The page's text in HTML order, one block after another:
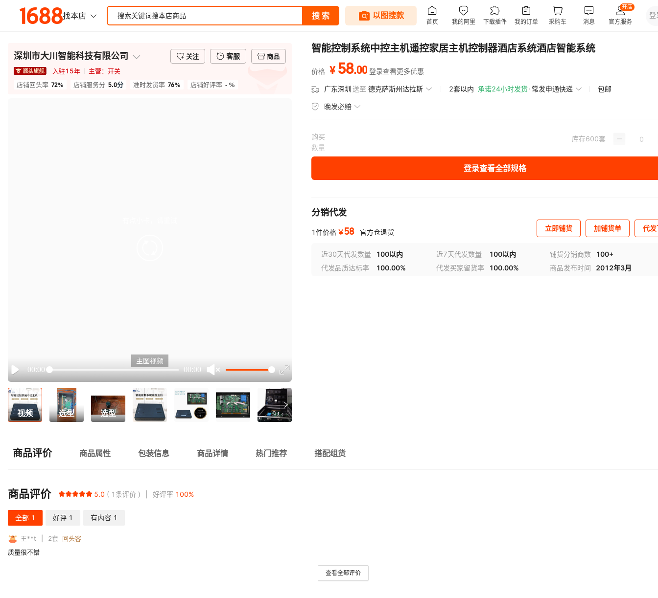
深圳市大川智能科技有限公司 关注 客服
商品
入驻15年 主营：开关
店铺回头率 72% 店铺服务分 5.0分 准时发货率 76% 店铺好评率 - %
Play
00:00 00:00
主图视频
视频 选型 选型
智能控制系统中控主机遥控家居主机控制器酒店系统酒店智能系统
价格 ¥ 58.00 登录查看更多优惠
广东深圳送至 德克萨斯州达拉斯 2套以内 承诺24小时发货 常发申通快递 包邮
晚发必赔
购买
数量
库存600套
登录查看全部规格
分销代发
1件价格 ￥58 官方仓退货 立即铺货 加铺货单 代
近30天代发数量 100以内 近7天代发数量 100以内 铺货分销商数
100+
代发品质达标率
100.00% 代发买家留货率 100.00% 商品发布时间 2012年3月
商品评价 商品属性 包装信息 商品详情 热门推荐 搭配组货
商品评价 5.0 1条评价 好评率 100%
全部 1 好评 1 有内容 1
王**t 2套
回头客
质量很不错
查看全部评价